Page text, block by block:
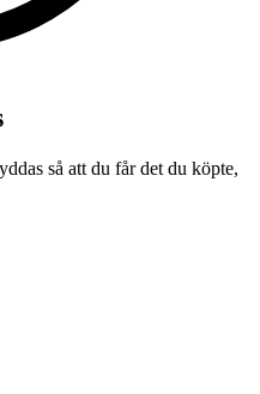
så att du får det du köpte,